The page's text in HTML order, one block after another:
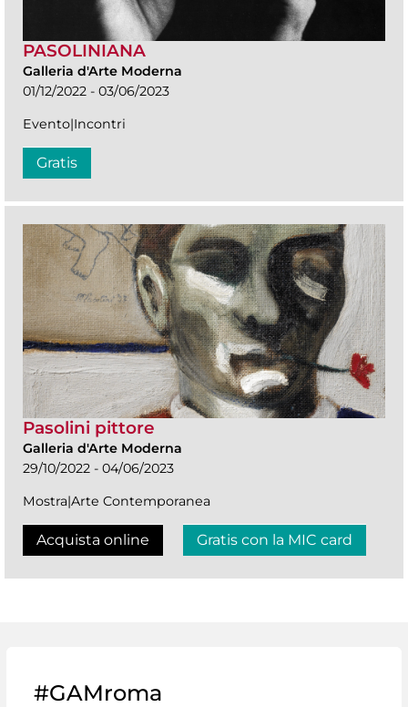
PASOLINIANA
Galleria d'Arte Moderna
01/12/2022 - 03/06/2023
Evento|Incontri
Gratis
Pasolini pittore
Galleria d'Arte Moderna
29/10/2022 - 04/06/2023
Mostra|Arte Contemporanea
Acquista online Gratis con la MIC card
#GAMroma